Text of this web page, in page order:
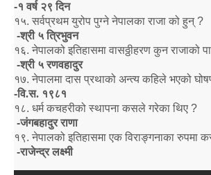
-१ वर्ष २९ दिन
१५. सर्वप्रथम युरोप पुग्ने नेपालका राजा को हुन् ?
-श्री ५ त्रिभुवन
१६. नेपालको इतिहासमा वासठ्ठीहरण कुन राजाको
-श्री ५ रणवहादुर
१७. नेपालमा दास प्रथाको अन्त्य कहिले भएको
-वि.स. १९८१
१८. धर्म कचहरीको स्थापना कसले गरेका थिए ?
-जंगबहादुर राणा
१९. नेपालको इतिहासमा एक विराङ्गनाका रुपमा
-राजेन्द्र लक्ष्मी